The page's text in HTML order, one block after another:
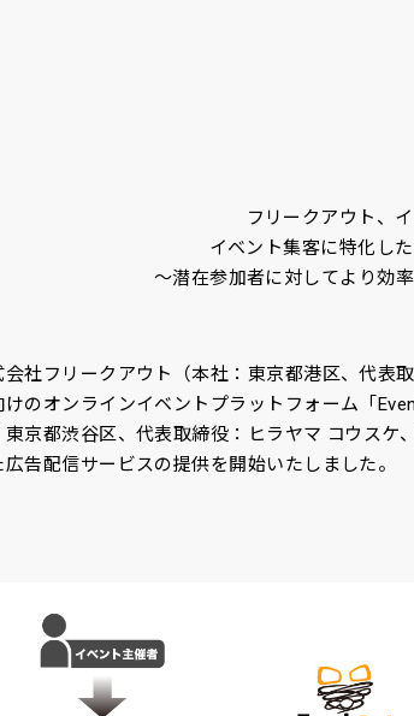
フリークアウト、
イベント集客に特化し
～潜在参加者に対してより効
会社フリークアウト（本社：東京都港区、代表
けのオンラインイベントプラットフォーム「
東京都渋谷区、代表取締役：ヒラヤマ コウスケ
広告配信サービスの提供を開始いたしました。